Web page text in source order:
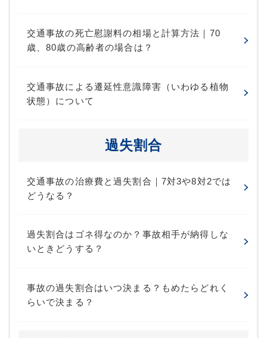
交通事故の死亡慰謝料の相場と計算方法｜70
歳、80歳の高齢者の場合は？
交通事故による遷延性意識障害（いわゆる植物
状態）について
過失割合
交通事故の治療費と過失割合｜7対3や8対2では
どうなる？
過失割合はゴネ得なのか？事故相手が納得しな
いときどうする？
事故の過失割合はいつ決まる？もめたらどれく
らいで決まる？